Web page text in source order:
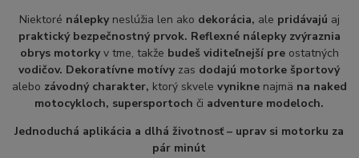
Niektoré nálepkyneslúžia len ako dekorácia, ale pridávajú aj
praktický bezpečnostný prvok. Reflexné nálepky zvýraznia
obrys motorkyv tme, takže budeš viditeľnejší preostatných
vodičov. Dekoratívne motívyzas dodajú motorke športový
alebo závodný charakter, ktorý skvele vyniknenajmä na naked
motocykloch, supersportoch či adventure modeloch.
Jednoduchá aplikácia a dlhá životnosť – uprav si motorku za
pár minút